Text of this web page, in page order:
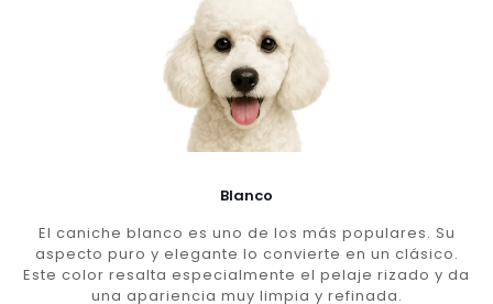
Blanco
El caniche blanco es uno de los más populares. Su
aspecto puro y elegante lo convierte en un clásico.
Este color resalta especialmente el pelaje rizado y da
una apariencia muy limpia y refinada.